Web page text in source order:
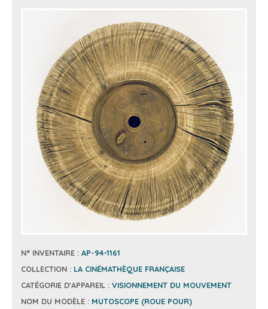
N° INVENTAIRE : AP-94-1161
COLLECTION : LA CINÉMATHÈQUE FRANÇAISE
CATÉGORIE D'APPAREIL : VISIONNEMENT DU MOUVEMENT
NOM DU MODÈLE : MUTOSCOPE (ROUE POUR)